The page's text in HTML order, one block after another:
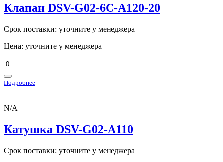
Клапан DSV-G02-6C-A120-20
Срок поставки: уточните у менеджера
Цена: уточните у менеджера
Подробнее
N/A
Катушка DSV-G02-A110
Срок поставки: уточните у менеджера